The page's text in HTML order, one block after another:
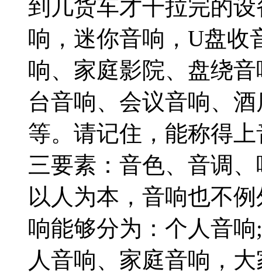
到几货车才干拉完的
响，迷你音响，U盘收
响、家庭影院、盘绕
台音响、会议音响、
等。请记住，能称得
三要素：音色、音调
以人为本，音响也不
响能够分为：个人音
人音响、家庭音响，